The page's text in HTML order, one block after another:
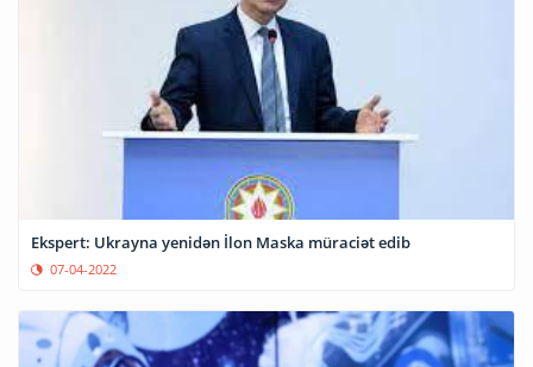
Ekspert: Ukrayna yenidən İlon Maska müraciət edib
07-04-2022